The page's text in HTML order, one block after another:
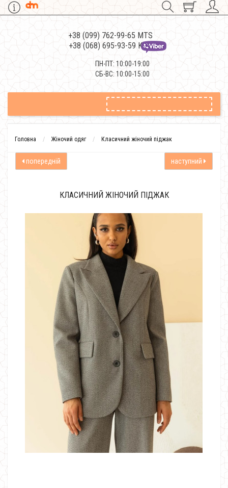
+38 (099) 762-99-65 MTS
+38 (068) 695-93-59 Kievstar
ПН-ПТ: 10:00-19:00
СБ-ВС: 10:00-15:00
Головна Жіночий одяг Класичний жіночий піджак
попередній наступний
КЛАСИЧНИЙ ЖІНОЧИЙ ПІДЖАК